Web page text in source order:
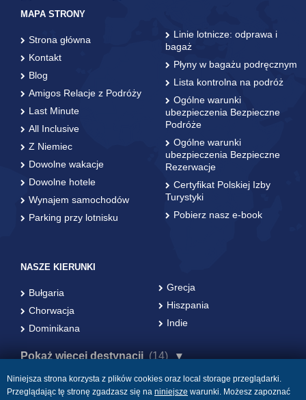
MAPA STRONY
Strona główna
Kontakt
Blog
Amigos Relacje z Podróży
Last Minute
All Inclusive
Z Niemiec
Dowolne wakacje
Dowolne hotele
Wynajem samochodów
Parking przy lotnisku
Linie lotnicze: odprawa i
bagaż
Płyny w bagażu podręcznym
Lista kontrolna na podróż
Ogólne warunki
ubezpieczenia Bezpieczne
Podróże
Ogólne warunki
ubezpieczenia Bezpieczne
Rezerwacje
Certyfikat Polskiej Izby
Turystyki
Pobierz nasz e-book
NASZE KIERUNKI
Bułgaria
Chorwacja
Dominikana
Grecja
Hiszpania
Indie
Pokaż więcej destynacji (14)
Niniejsza strona korzysta z plików cookies oraz local storage przeglądarki.
Przeglądając tę stronę zgadzasz się na niniejsze warunki. Możesz zapoznać